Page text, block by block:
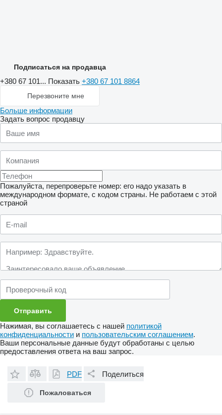
Подписаться на продавца
+380 67 101... Показать +380 67 101 8864
Перезвоните мне
Больше информации
Задать вопрос продавцу
Пожалуйста, перепроверьте номер: его надо указать в
международном формате, с кодом страны. Не работаем с этой
страной
Нажимая, вы соглашаетесь с нашей политикой
конфиденциальности и пользовательским соглашением.
Ваши персональные данные будут обработаны с целью
предоставления ответа на ваш запрос.
PDF Поделиться
Пожаловаться